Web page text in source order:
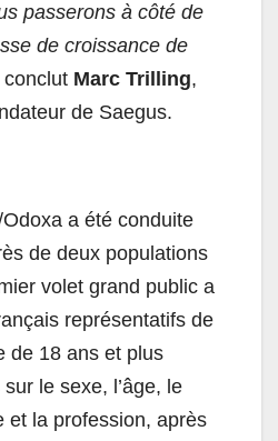
passerons à côté de
de croissance de
conclut Marc Trilling,
de Saegus.
Odoxa a été conduite
de deux populations
volet grand public a
représentatifs de
de 18 ans et plus
le sexe, l’âge, le
et la profession, après